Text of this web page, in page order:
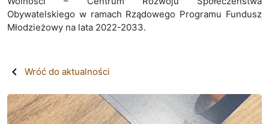
Obywatelskiego w ramach Rządowego Programu Fundusz
Młodzieżowy na lata 2022-2033.
Wróć do aktualności